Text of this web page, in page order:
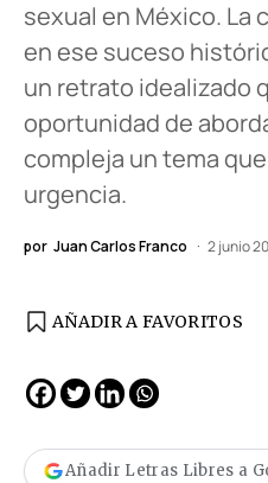
sexual en México. La
en ese suceso
un retrato idealizado
oportunidad de
compleja un tema
urgencia.
por Juan Carlos Franco 2 junio
AÑADIR A FAVORITOS
Añadir Letras Libres a